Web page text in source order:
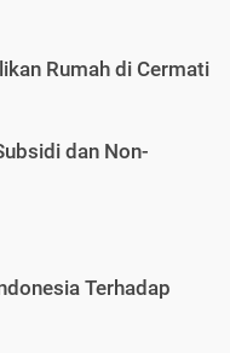
Rumah di Cermati
dan Non-
Terhadap